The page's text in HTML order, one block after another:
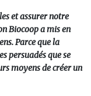
et assurer notre
Biocoop a mis en
Parce que la
persuadés que se
moyens de créer un